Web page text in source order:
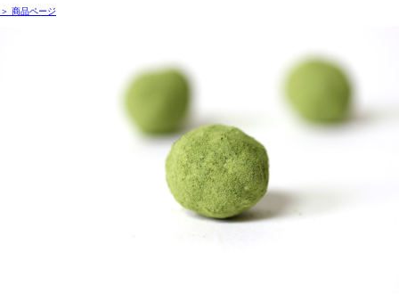
＞ 商品ページ